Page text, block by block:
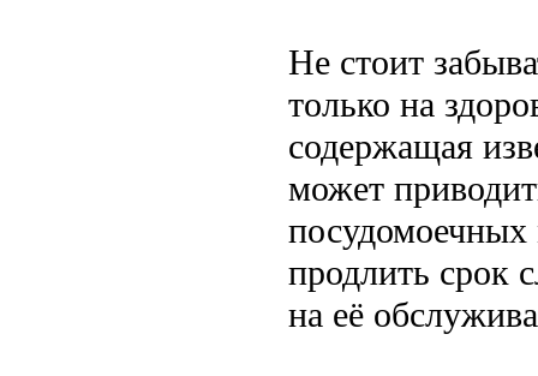
Не стоит
только на
содержащая
может
посудомоечных
продлить срок
на её